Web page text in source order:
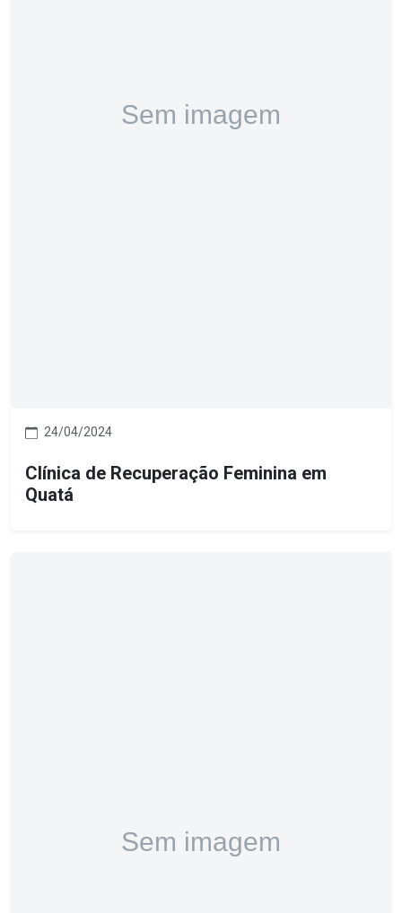
24/04/2024
Clínica de Recuperação Feminina em
Quatá